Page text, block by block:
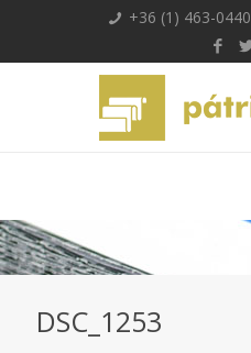
+36 (1) 463-0440
DSC_1253